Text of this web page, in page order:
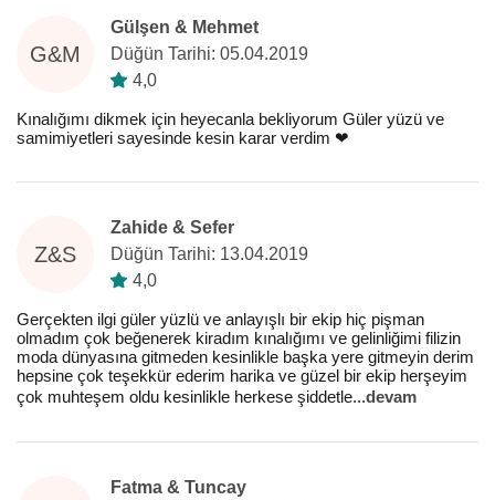
G&M
Gülşen & Mehmet
Düğün Tarihi: 05.04.2019
4,0
Kınalığımı dikmek için heyecanla bekliyorum Güler yüzü ve
samimiyetleri sayesinde kesin karar verdim ❤️
Z&S
Zahide & Sefer
Düğün Tarihi: 13.04.2019
4,0
Gerçekten ilgi güler yüzlü ve anlayışlı bir ekip hiç pişman
olmadım çok beğenerek kiradım kınalığımı ve gelinliğimi filizin
moda dünyasına gitmeden kesinlikle başka yere gitmeyin derim
hepsine çok teşekkür ederim harika ve güzel bir ekip herşeyim
çok muhteşem oldu kesinlikle herkese şiddetle...devam
Fatma & Tuncay